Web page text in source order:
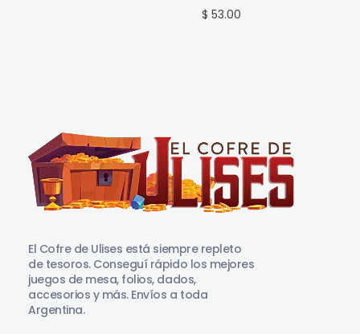
$ 53.00
El Cofre de Ulises está siempre repleto
de tesoros. Conseguí rápido los mejores
juegos de mesa, folios, dados,
accesorios y más. Envíos a toda
Argentina.